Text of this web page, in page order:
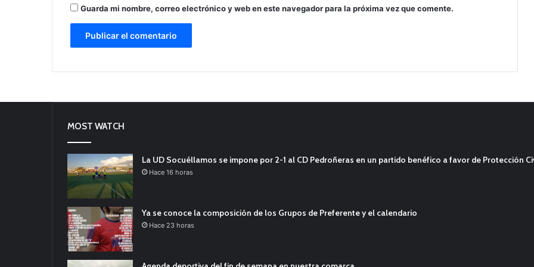
Guarda mi nombre, correo electrónico y web en este navegador para la próxima vez que comente.
MOST WATCH
La UD Socuéllamos se impone por 2-1 al CD Pedroñeras en un partido benéfico a favor de Protección
Hace 16 horas
Ya se conoce la composición de los Grupos de Preferente y el calendario
Hace 23 horas